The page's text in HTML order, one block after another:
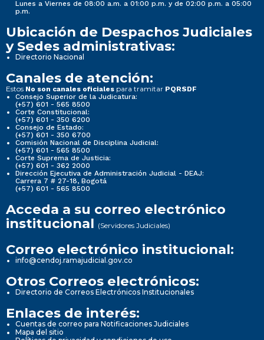
Lunes a Viernes de 08:00 a.m. a 01:00 p.m. y de 02:00 p.m. a 05:00
p.m.
Ubicación de Despachos Judiciales
y Sedes administrativas:
Directorio Nacional
Canales de atención:
Estos No son canales oficiales para tramitar PQRSDF
Consejo Superior de la Judicatura:
(+57) 601 - 565 8500
Corte Constitucional:
(+57) 601 - 350 6200
Consejo de Estado:
(+57) 601 - 350 6700
Comisión Nacional de Disciplina Judicial:
(+57) 601 - 565 8500
Corte Suprema de Justicia:
(+57) 601 - 362 2000
Dirección Ejecutiva de Administración Judicial - DEAJ:
Carrera 7 # 27-18, Bogotá
(+57) 601 - 565 8500
Acceda a su correo electrónico
institucional (Servidores Judiciales)
Correo electrónico institucional:
info@cendoj.ramajudicial.gov.co
Otros Correos electrónicos:
Directorio de Correos Electrónicos Institucionales
Enlaces de interés:
Cuentas de correo para Notificaciones Judiciales
Mapa del sitio